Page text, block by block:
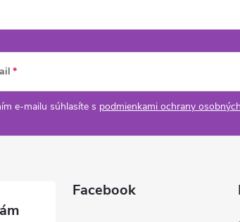
e-mailu súhlasíte s podmienkami ochrany
Facebook